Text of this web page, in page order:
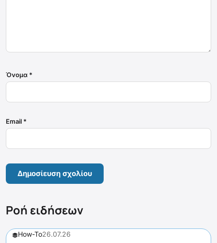
Όνομα *
Email *
Ροή ειδήσεων
How-To26.07.26